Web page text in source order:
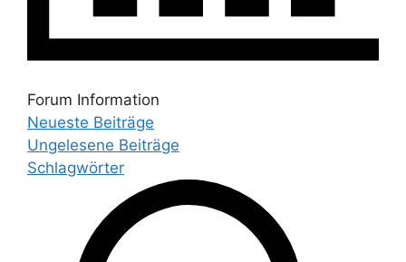
Forum Information
Neueste Beiträge
Ungelesene Beiträge
Schlagwörter